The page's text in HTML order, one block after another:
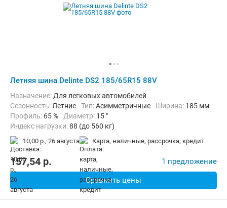
Летняя шина Delinte DS2 185/65R15 88V
Назначение: Для легковых автомобилей
Сезонность: Летние Тип:Асимметричные Ширина: 185 мм
Профиль: 65 % Диаметр: 15 "
Индекс нагрузки:88 (до 560 кг)
Индекс скорости:
V (до 240 км/ч)
10,00 р., 26 августа карта, наличные, рассрочка, кредит
157,54 p. 1 предложение
Сравнить цены